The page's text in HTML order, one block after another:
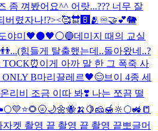
좀 껴봤어요^^ 어랏...??? 너무 잘
버렸자나!?><🥰🔛🅱️🫂♾🤝💕🐘
야미 🖤⚫🖤⚪️🔵데미지 때의 교실
힘들게 탈출했는데..돌아왔네..?
이게 아까 말 한 그 폭죽 사
ONLY B마리끌레르🖤😊브이 4종 세
온리비 조금 이따 봐❣️ 나는 쪼끔 떨
🌕💛⭐️🌻🌝🌙🌼🐝🍌🍋🧀🍯🔆🌕🚜📒
자켓 촬영 끝 촬영 끝 촬영 끝뽀글머